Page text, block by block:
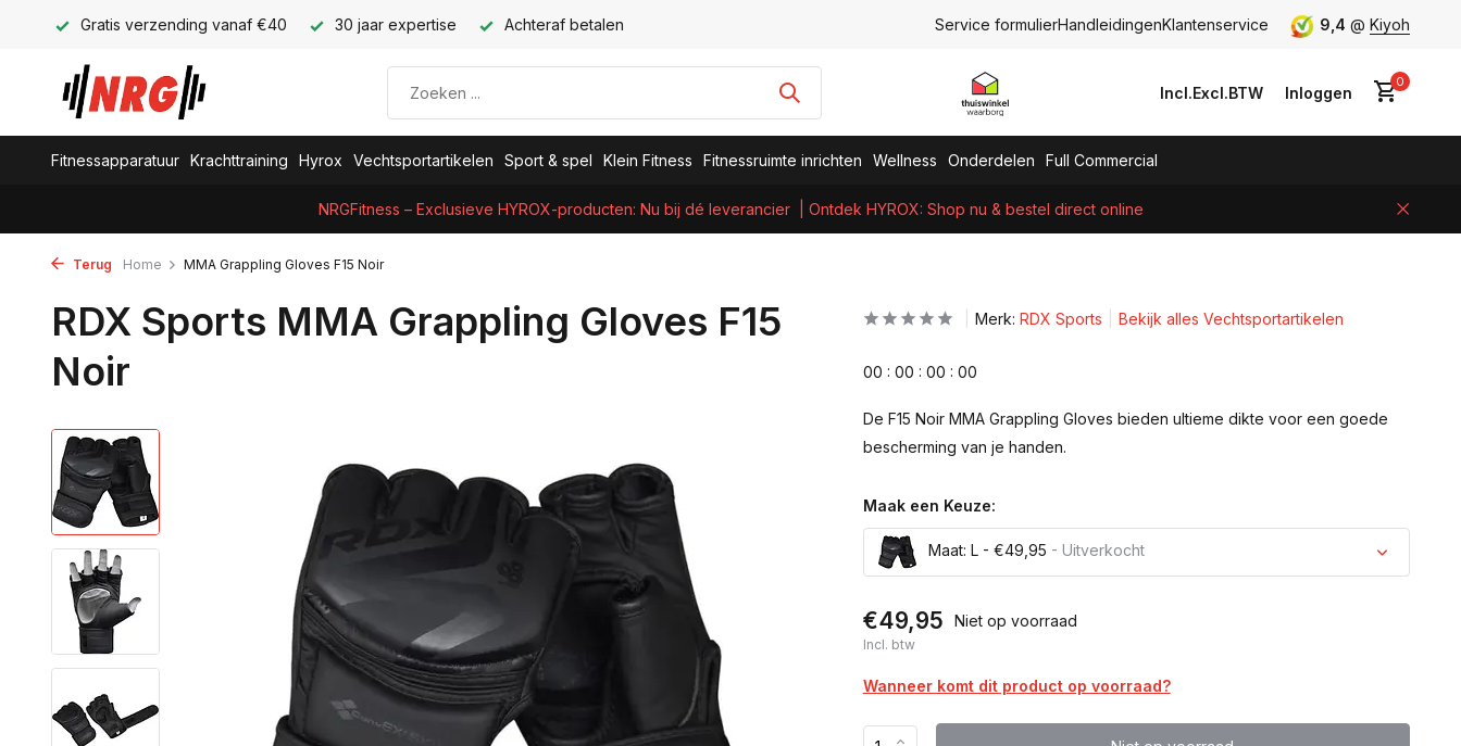
Gratis verzending vanaf €40 30 jaar expertise Achteraf betalen Service formulierHandleidingenKlantenservice 9,4 @ Kiyoh
Incl.Excl.BTW Inloggen
0
Fitnessapparatuur Krachttraining Hyrox Vechtsportartikelen Sport & spel Klein Fitness Fitnessruimte inrichten Wellness Onderdelen Full Commercial
NRGFitness – Exclusieve HYROX-producten: Nu bij dé leverancier | Ontdek HYROX: Shop nu & bestel direct online
Terug Home MMA Grappling Gloves F15 Noir
RDX Sports MMA Grappling Gloves F15
Noir
Merk: RDX Sports Bekijk alles Vechtsportartikelen
00 : 00 : 00 : 00
De F15 Noir MMA Grappling Gloves bieden ultieme dikte voor een goede
bescherming van je handen.
Maak een Keuze:
Maat: L - €49,95 - Uitverkocht
€49,95 Niet op voorraad
Incl. btw
Wanneer komt dit product op voorraad?